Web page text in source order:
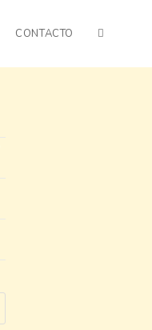
CONTACTO